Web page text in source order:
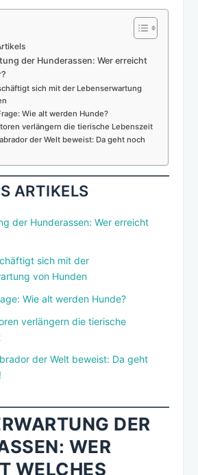
der Hunderassen: Wer erreicht
sich mit der Lebenserwartung
Wie alt werden Hunde?
verlängern die tierische Lebenszeit
der Welt beweist: Da geht noch
ARTIKELS
der Hunderassen: Wer erreicht
sich mit der
von Hunden
Wie alt werden Hunde?
verlängern die tierische
der Welt beweist: Da geht
DER
WER
WELCHES